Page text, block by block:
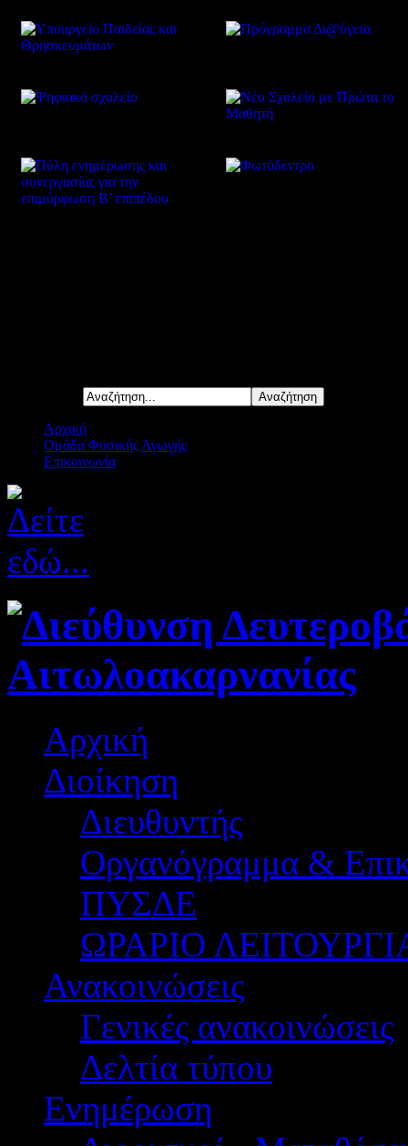
Αρχική
Ομάδα Φυσικής Αγωγής
Επικοινωνία
Αρχική
Διοίκηση
Διευθυντής
Οργανόγραμμα &
ΠΥΣΔΕ
ΩΡΑΡΙΟ
Ανακοινώσεις
Γενικές ανακοινώσεις
Δελτία τύπου
Ενημέρωση